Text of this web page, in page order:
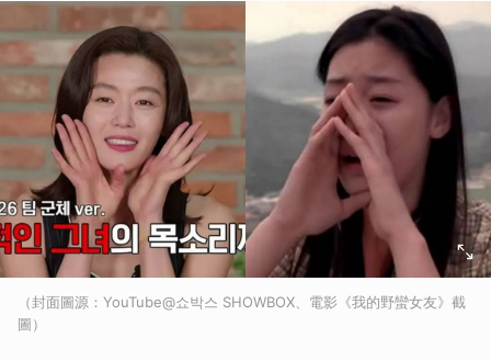
（封面圖源：YouTube@쇼박스 SHOWBOX、電影《我的野蠻女友》截
圖）